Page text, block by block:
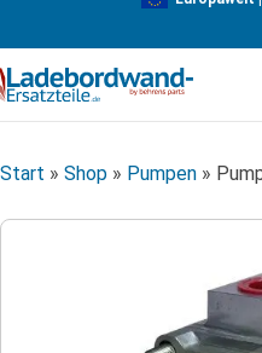
Start » Shop » Pumpen »